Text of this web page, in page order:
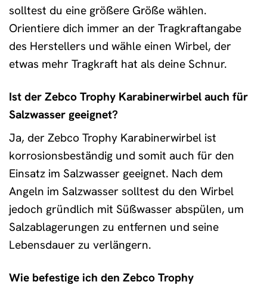
solltest du eine größere Größe wählen.
Orientiere dich immer an der Tragkraftangabe
des Herstellers und wähle einen Wirbel, der
etwas mehr Tragkraft hat als deine Schnur.
Ist der Zebco Trophy Karabinerwirbel auch für
Salzwasser geeignet?
Ja, der Zebco Trophy Karabinerwirbel ist
korrosionsbeständig und somit auch für den
Einsatz im Salzwasser geeignet. Nach dem
Angeln im Salzwasser solltest du den Wirbel
jedoch gründlich mit Süßwasser abspülen, um
Salzablagerungen zu entfernen und seine
Lebensdauer zu verlängern.
Wie befestige ich den Zebco Trophy